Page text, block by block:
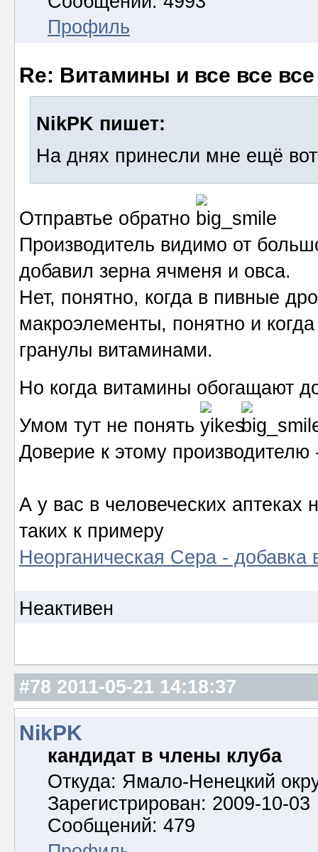
Профиль
Re: Витамины и все все все
NikPK пишет:
На днях принесли мне ещё
Отправтье обратно
Производитель видимо от
добавил зерна ячменя и овса.
Нет, понятно, когда в пивные
макроэлементы, понятно и
гранулы витаминами.
Но когда витамины обогащают
Умом тут не понять
Доверие к этому производителю
А у вас в человеческих аптеках
таких к примеру
Неорганическая Сера - добавка
Неактивен
#78 2011-05-21 14:18:37
NikPK
кандидат в члены клуба
Откуда: Ямало-Ненецкий
Зарегистрирован: 2009-10-03
Сообщений: 479